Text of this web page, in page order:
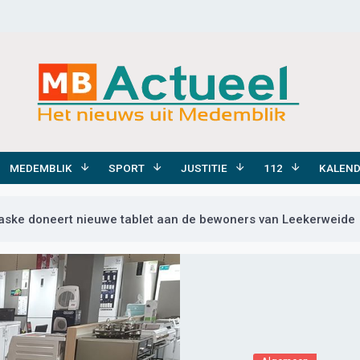
MEDEMBLIK SPORT JUSTITIE 112
doneert nieuwe tablet aan de bewoners van Leekerweide